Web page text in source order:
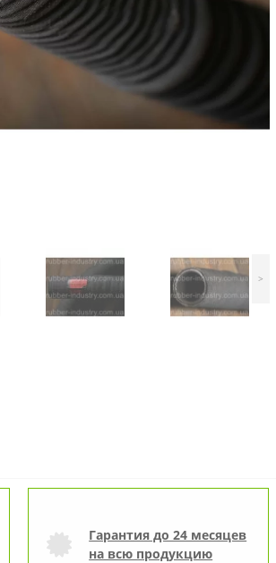
>
Гарантия до 24 месяцев
на всю продукцию